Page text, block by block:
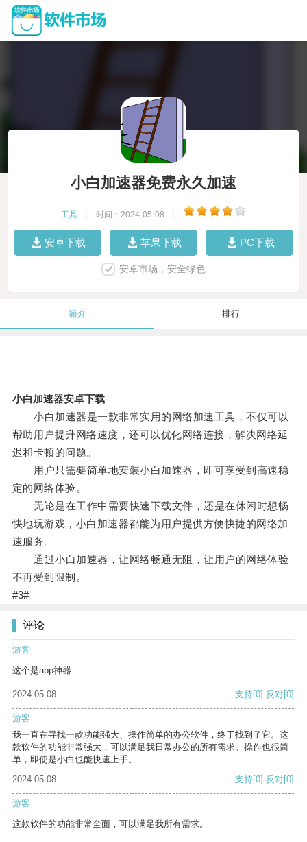
小白加速器免费永久加速
工具 时间：2024-05-08
安卓下载 苹果下载 PC下载
安卓市场，安全绿色
简介 排行
小白加速器安卓下载
小白加速器是一款非常实用的网络加速工具，不仅可以
帮助用户提升网络速度，还可以优化网络连接，解决网络延
迟和卡顿的问题。
用户只需要简单地安装小白加速器，即可享受到高速稳
定的网络体验。
无论是在工作中需要快速下载文件，还是在休闲时想畅
快地玩游戏，小白加速器都能为用户提供方便快捷的网络加
速服务。
通过小白加速器，让网络畅通无阻，让用户的网络体验
不再受到限制。
#3#
评论
游客
这个是app神器
2024-05-08 支持[0] 反对[0]
游客
我一直在寻找一款功能强大、操作简单的办公软件，终于找到了它。这
款软件的功能非常强大，可以满足我日常办公的所有需求。操作也很简
单，即使是小白也能快速上手。
2024-05-08
支持[0] 反对[0]
游客
这款软件的功能非常全面，可以满足我所有需求。